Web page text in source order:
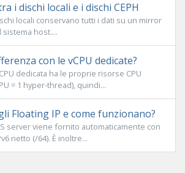
i dischi locali e i dischi CEPH
locali conservano tutti i dati su un mirror
sistema host....
con le vCPU dedicate?
dedicata ha le proprie risorse CPU
= 1 hyper-thread), quindi...
Floating IP e come funzionano?
server viene fornito automaticamente con
netto (/64). È inoltre...